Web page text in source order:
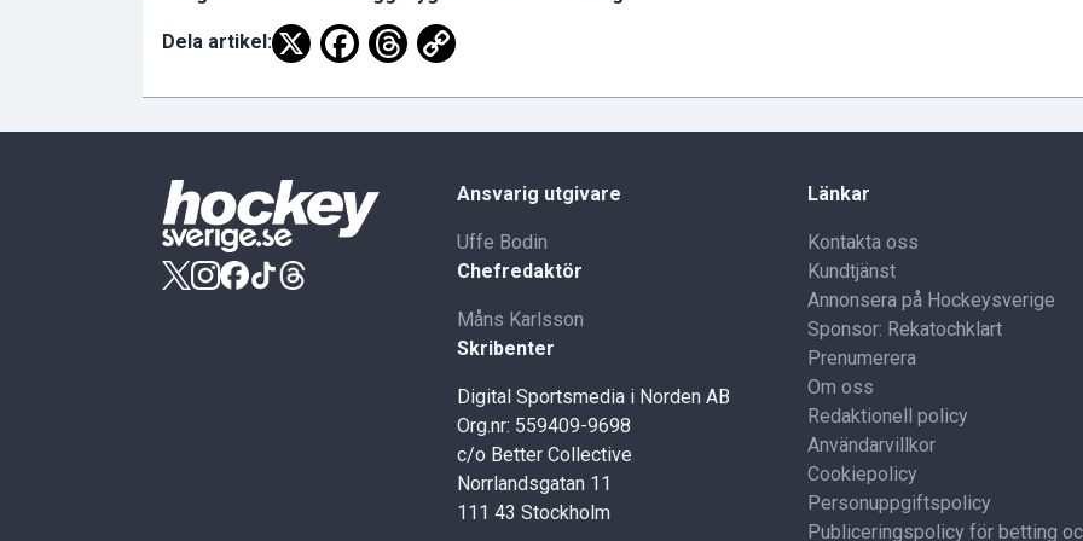
Dela artikel:
Ansvarig utgivare
Uffe Bodin
Chefredaktör
Måns Karlsson
Skribenter
Digital Sportsmedia i Norden AB
Org.nr: 559409-9698
c/o Better Collective
Norrlandsgatan 11
111 43 Stockholm
Länkar
Kontakta oss
Kundtjänst
Annonsera på Hockeysverige
Sponsor: Rekatochklart
Prenumerera
Om oss
Redaktionell policy
Användarvillkor
Cookiepolicy
Personuppgiftspolicy
Publiceringspolicy för betting